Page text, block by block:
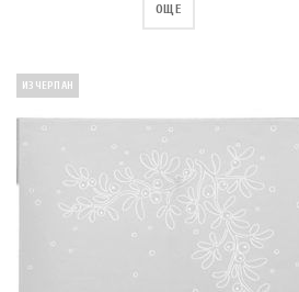
ОЩЕ
ИЗЧЕРПАН